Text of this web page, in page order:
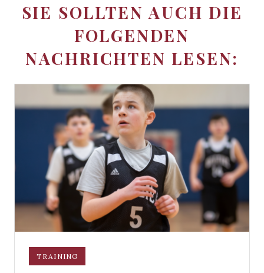
SIE SOLLTEN AUCH DIE
FOLGENDEN
NACHRICHTEN LESEN:
TRAINING